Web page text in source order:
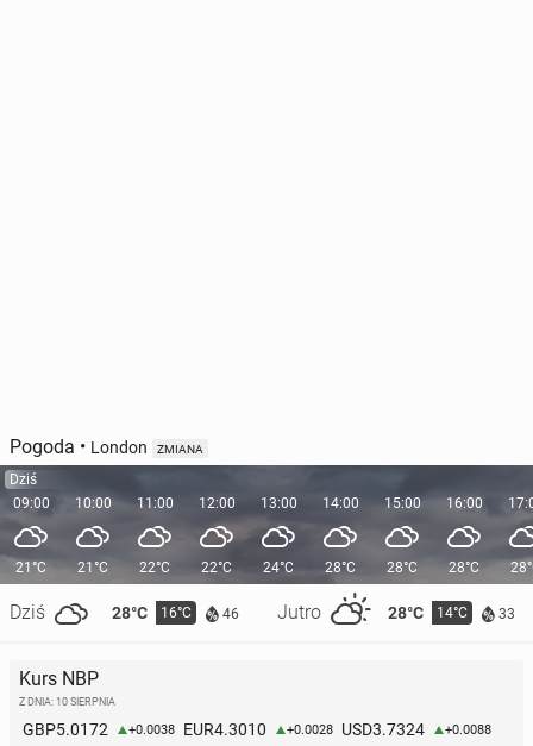
Pogoda • London ZMIANA
Dziś
09:00
21°C
Dziś 28°C 16°C 46 Jutro 28°C 14°C 33
10:00
21°C
11:00
22°C
12:00
22°C
13:00
24°C
14:00
28°C
15:00
28°C
16:00
28°C
Kurs NBP
Z DNIA: 10 SIERPNIA
GBP5.0172 +0.0038 EUR4.3010 +0.0028 USD3.7324 +0.0088